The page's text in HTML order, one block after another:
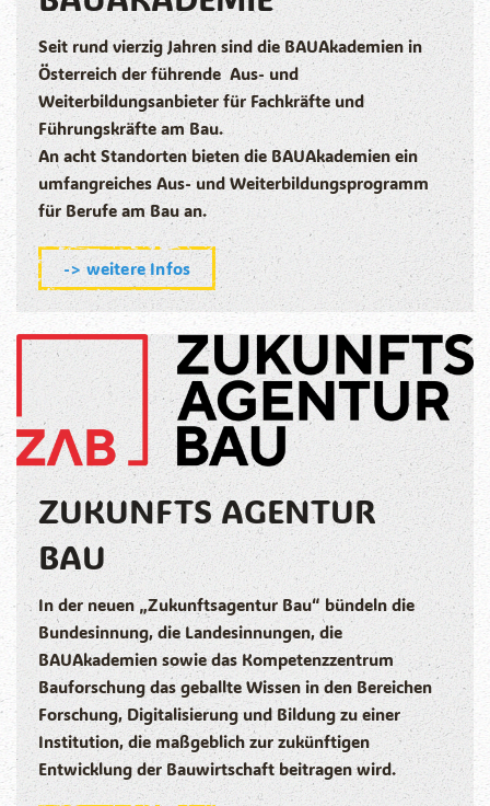
Seit rund vierzig Jahren sind die BAUAkademien in
Österreich der führende Aus- und
Weiterbildungsanbieter für Fachkräfte und
Führungskräfte am Bau.
An acht Standorten bieten die BAUAkademien ein
umfangreiches Aus- und Weiterbildungsprogramm
für Berufe am Bau an.
-> weitere Infos
ZUKUNFTS AGENTUR
BAU
In der neuen „Zukunftsagentur Bau“ bündeln die
Bundesinnung, die Landesinnungen, die
BAUAkademien sowie das Kompetenzzentrum
Bauforschung das geballte Wissen in den Bereichen
Forschung, Digitalisierung und Bildung zu einer
Institution, die maßgeblich zur zukünftigen
Entwicklung der Bauwirtschaft beitragen wird.